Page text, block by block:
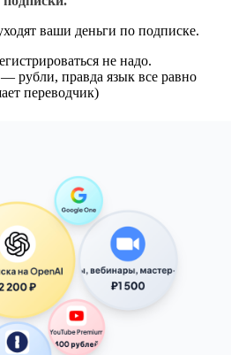
ваши деньги по подписке.
не надо.
рубли, правда язык все равно
переводчик)